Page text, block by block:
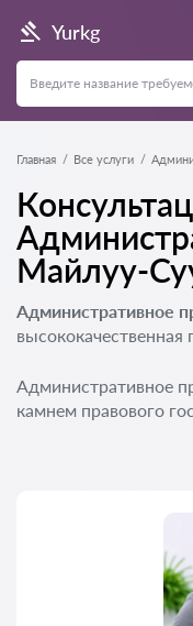
Yurkg
Главная Все услуги
Майлуу-
Административное
Административное
камнем правового